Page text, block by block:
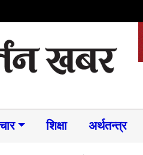
शिक्षा अर्थतन्त्र